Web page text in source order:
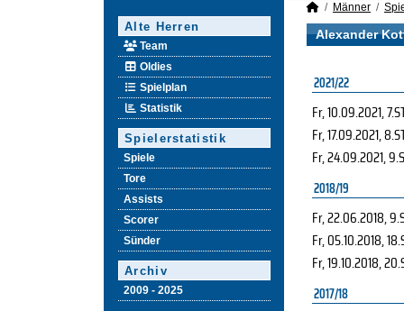
Alte Herren
Team
Oldies
Spielplan
Statistik
Spielerstatistik
Spiele
Tore
Assists
Scorer
Sünder
Archiv
2009 - 2025
Männer
Alexander
2021/22
Fr, 10.09.2021,
Fr, 17.09.2021,
Fr, 24.09.2021,
2018/19
Fr, 22.06.2018,
Fr, 05.10.2018,
Fr, 19.10.2018,
2017/18